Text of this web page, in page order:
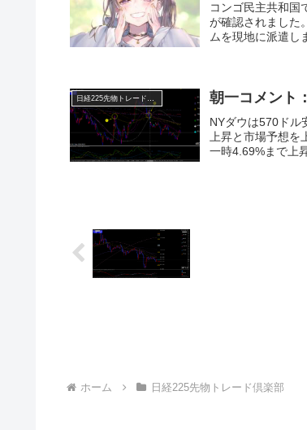
コンゴ民主共和国
が確認されました
ムを現地に派遣し
朝一コメント
NYダウは570ドル
上昇と市場予想
一時4.69%まで上
ホーム 日経225先物トレード倶楽部